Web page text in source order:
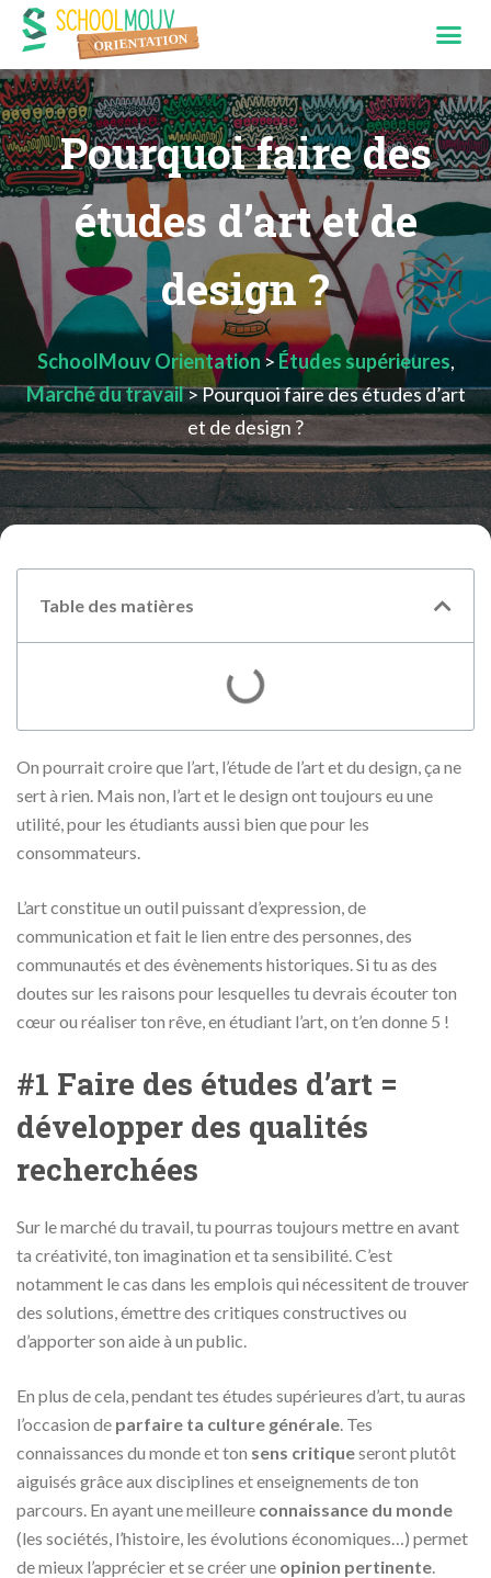
Pourquoi faire des
études d’art et de
design ?
SchoolMouv Orientation> Études supérieures,
Marché du travail>Pourquoi faire des études d’art
et de design ?
Table des matières
On pourrait croire que l’art, l’étude de l’art et du design, ça ne
sert à rien. Mais non, l’art et le design ont toujours eu une
utilité, pour les étudiants aussi bien que pour les
consommateurs.
L’art constitue un outil puissant d’expression, de
communication et fait le lien entre des personnes, des
communautés et des évènements historiques. Si tu as des
doutes sur les raisons pour lesquelles tu devrais écouter ton
cœur ou réaliser ton rêve, en étudiant l’art, on t’en donne 5 !
#1 Faire des études d’art =
développer des qualités
recherchées
Sur le marché du travail, tu pourras toujours mettre en avant
ta créativité, ton imagination et ta sensibilité. C’est
notamment le cas dans les emplois qui nécessitent de trouver
des solutions, émettre des critiques constructives ou
d’apporter son aide à un public.
En plus de cela, pendant tes études supérieures d’art, tu auras
l’occasion de parfaire ta culture générale. Tes
connaissances du monde et ton sens critiqueseront plutôt
aiguisés grâce aux disciplines et enseignements de ton
parcours. En ayant une meilleure connaissance du monde
(les sociétés, l’histoire, les évolutions économiques…) permet
de mieux l’apprécier et se créer une opinion pertinente.